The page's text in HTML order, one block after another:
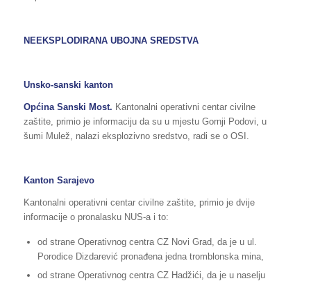
NEEKSPLODIRANA UBOJNA SREDSTVA
Unsko-sanski kanton
Općina Sanski Most. Kantonalni operativni centar civilne
zaštite, primio je informaciju da su u mjestu Gornji Podovi, u
šumi Mulež, nalazi eksplozivno sredstvo, radi se o OSI.
Kanton Sarajevo
Kantonalni operativni centar civilne zaštite, primio je dvije
informacije o pronalasku NUS-a i to:
od strane Operativnog centra CZ Novi Grad, da je u ul.
Porodice Dizdarević pronađena jedna tromblonska mina,
od strane Operativnog centra CZ Hadžići, da je u naselju